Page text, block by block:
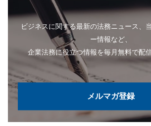
ビジネスに関する最新の法務ニュース、
ー情報など、
企業法務に役立つ情報を毎月無料で配
メルマガ登録